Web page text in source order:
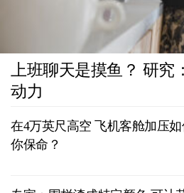
上班聊天是摸鱼？ 研究
动力
在4万英尺高空 飞机客舱加压
你保命？